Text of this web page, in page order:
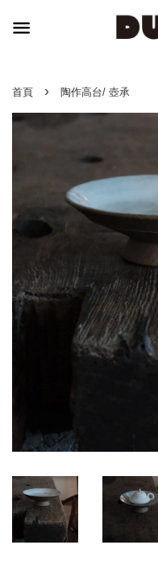
首頁 › 陶作高台/ 壺承